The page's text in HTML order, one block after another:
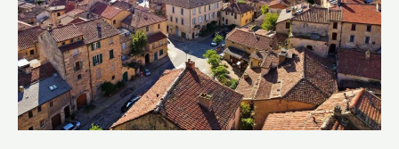
parmi
les
plus
beaux
villages